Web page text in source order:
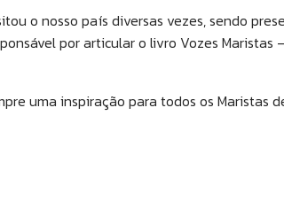
o nosso país diversas vezes, sendo
por articular o livro Vozes Maristas
uma inspiração para todos os Maristas